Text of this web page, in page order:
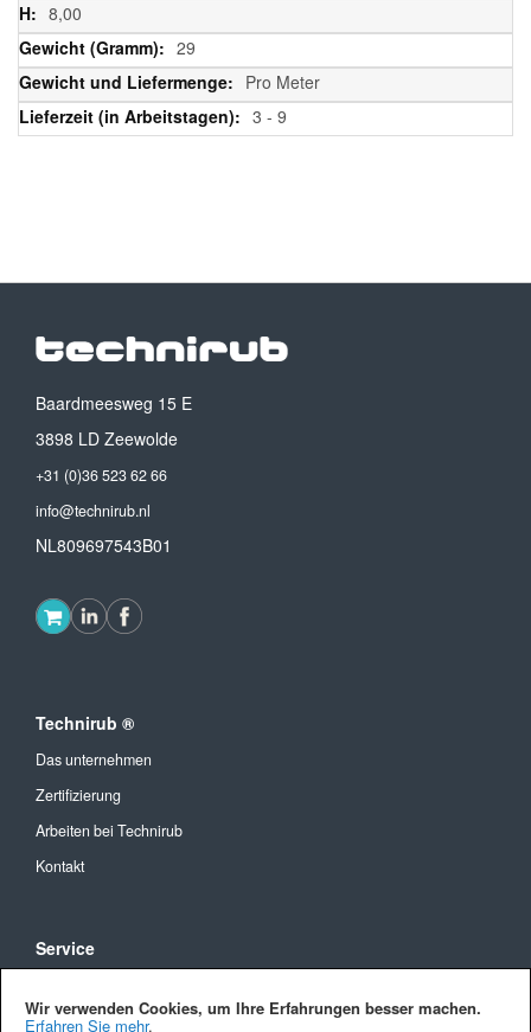
Wir verwenden Cookies, um Ihre Erfahrungen besser machen.
Erfahren Sie mehr.
8,00
29
Pro Meter
3 - 9
Baardmeesweg 15 E
3898 LD Zeewolde
+31 (0)36 523 62 66
info@technirub.nl
NL809697543B01
Technirub ®
Das unternehmen
Zertifizierung
Arbeiten bei Technirub
Kontakt
Service
Versandkosten und Lieferung